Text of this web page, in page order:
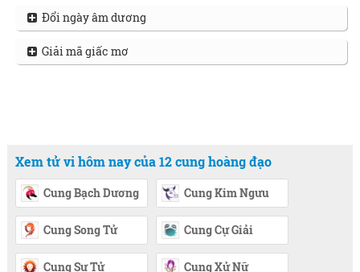
Đổi ngày âm dương
Giải mã giấc mơ
Xem tử vi hôm nay của 12 cung hoàng đạo
Cung Bạch Dương Cung Kim Ngưu
Cung Song Tử Cung Cự Giải
Cung Sư Tử Cung Xử Nữ